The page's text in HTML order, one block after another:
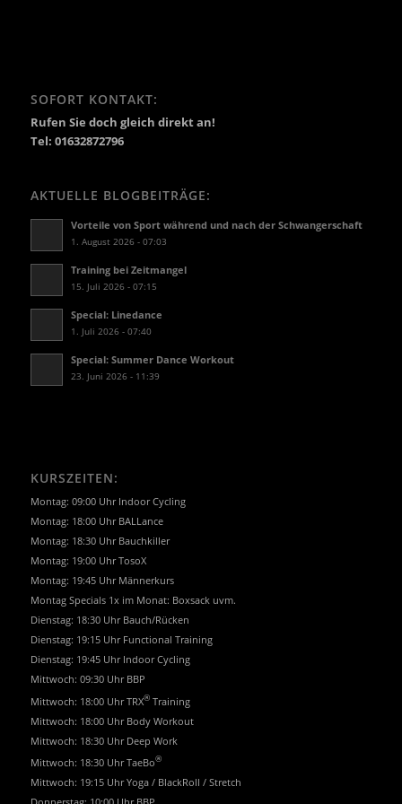
SOFORT KONTAKT:
Rufen Sie doch gleich direkt an!
Tel: 01632872796
AKTUELLE BLOGBEITRÄGE:
Vorteile von Sport während und nach der Schwangerschaft
1. August 2026 - 07:03
Training bei Zeitmangel
15. Juli 2026 - 07:15
Special: Linedance
1. Juli 2026 - 07:40
Special: Summer Dance Workout
23. Juni 2026 - 11:39
KURSZEITEN:
Montag: 09:00 Uhr Indoor Cycling
Montag: 18:00 Uhr BALLance
Montag: 18:30 Uhr Bauchkiller
Montag: 19:00 Uhr TosoX
Montag: 19:45 Uhr Männerkurs
Montag Specials 1x im Monat: Boxsack uvm.
Dienstag: 18:30 Uhr Bauch/Rücken
Dienstag: 19:15 Uhr Functional Training
Dienstag: 19:45 Uhr Indoor Cycling
Mittwoch: 09:30 Uhr BBP
Mittwoch: 18:00 Uhr TRX®Training
Mittwoch: 18:00 Uhr Body Workout
Mittwoch: 18:30 Uhr Deep Work
Mittwoch: 18:30 Uhr TaeBo®
Mittwoch: 19:15 Uhr Yoga / BlackRoll / Stretch